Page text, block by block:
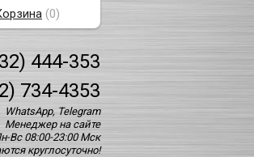
444-353
734-4353
WhatsApp, Telegram
Менеджер на сайте
Вс 08:00-23:00 Мск
круглосуточно!
(0)